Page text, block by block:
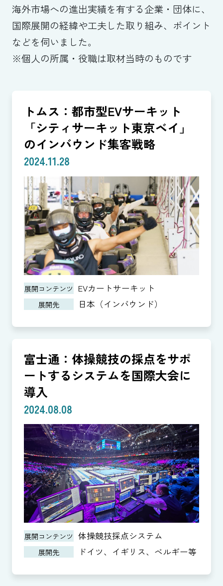
海外市場への進出実績を有する企業・団体に、
国際展開の経緯や工夫した取り組み、ポイント
などを伺いました。
※個人の所属・役職は取材当時のものです
トムス：都市型EVサーキット
「シティサーキット東京ベイ」
のインバウンド集客戦略
2024.11.28
展開コンテンツ EVカートサーキット
展開先 日本（インバウンド）
富士通：体操競技の採点をサポ
ートするシステムを国際大会に
導入
2024.08.08
展開コンテンツ 体操競技採点システム
展開先 ドイツ、イギリス、ベルギー等